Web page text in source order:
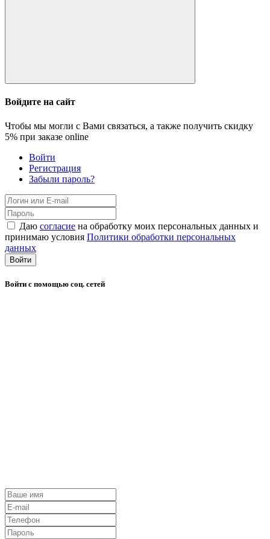
Войдите на сайт
Чтобы мы могли с Вами связаться, а также получить скидку
5% при заказе online
Войти
Регистрация
Забыли пароль?
Даю согласие на обработку моих персональных данных и
принимаю условия Политики обработки персональных
данных
Войти
Войти с помощью соц. сетей